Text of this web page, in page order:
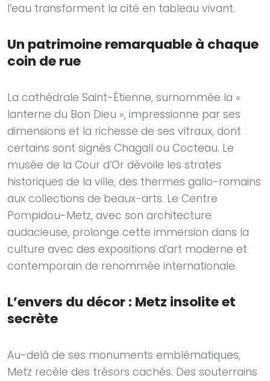
l’eau transforment la cité en tableau vivant.
Un patrimoine remarquable à chaque
coin de rue
La cathédrale Saint-Étienne, surnommée la «
lanterne du Bon Dieu », impressionne par ses
dimensions et la richesse de ses vitraux, dont
certains sont signés Chagall ou Cocteau. Le
musée de la Cour d’Or dévoile les strates
historiques de la ville, des thermes gallo-romains
aux collections de beaux-arts. Le Centre
Pompidou-Metz, avec son architecture
audacieuse, prolonge cette immersion dans la
culture avec des expositions d’art moderne et
contemporain de renommée internationale.
L’envers du décor : Metz insolite et
secrète
Au-delà de ses monuments emblématiques,
Metz recèle des trésors cachés. Des souterrains